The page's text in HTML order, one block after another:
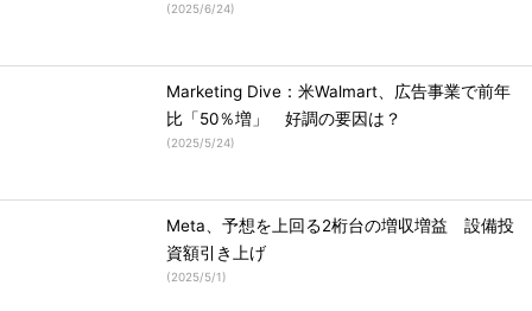
(2025/6/24)
Marketing Dive：米Walmart、広告事業で前年
比「50％増」 好調の要因は？
(2025/5/24)
Meta、予想を上回る2桁台の増収増益 設備投
資額引き上げ
(2025/5/1)